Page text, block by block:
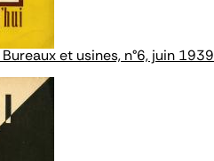
et usines, n°6, juin 1939